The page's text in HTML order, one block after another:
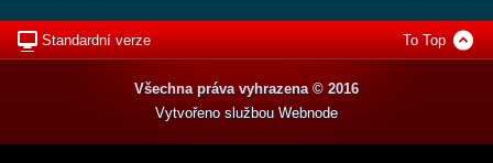
Standardní verze To Top
Všechna práva vyhrazena © 2016
Vytvořeno službou Webnode